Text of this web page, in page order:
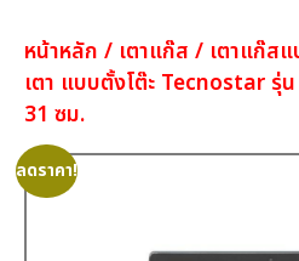
หน้าหลัก / เตาแก๊ส / เตาแก๊ส
เตา แบบตั้งโต๊ะ Tecnostar รุ่
31 ซม.
ลดราคา!